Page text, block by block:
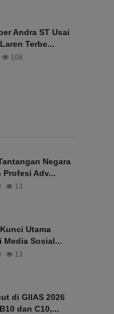
Andra ST Usai
Terbe...
108
Negara
Adv...
13
Utama
Media Sosial...
13
di GIIAS 2026
dan C10,...